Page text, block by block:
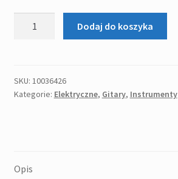
(WH)
gitara
Dodaj do koszyka
SKU: 10036426
Kategorie: Elektryczne, Gitary, Instrumenty
Opis